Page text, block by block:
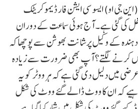
جی او) ایسو سی ایشن فار ڈیموکریٹک
گئی ہے۔ آج ہوئی سماعت کے دوران
کے وکیل پرشانت بھوشن سے پوچھا کہ
نہیں کرنے لگتے؟ آپ بھی ضرورت سے زیادہ
میں دلیل دی گئی ہے کہ ہر ووٹر کو یہ
کہ ان کا ووٹ ڈالے گئے ووٹ کی شکل